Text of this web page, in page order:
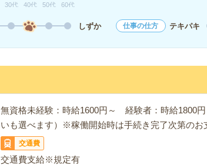
30代 40代 50代 60代
しずか 仕事の仕方 テキパキ
無資格未経験：時給1600円～ 経験者：時給1800
いも選べます）※稼働開始時は手続き完了次第のお
交通費
交通費支給※規定有